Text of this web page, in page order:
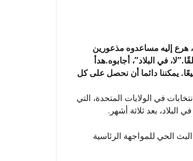
إليه مساعدوه مذعورين
في البلاد”، أجابوه.هدأ
يمكننا دائما أن نحصل على كل
في الولايات المتحدة، التي
البلاد، بعد ثلاثة أشهر.
الحي للمواجهة الرئاسية